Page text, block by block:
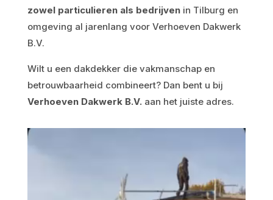
zowel particulieren als bedrijvenin Tilburg en
omgeving al jarenlang voor Verhoeven Dakwerk
B.V.
Wilt u een dakdekker die vakmanschap en
betrouwbaarheid combineert? Dan bent u bij
Verhoeven Dakwerk B.V. aan het juiste adres.